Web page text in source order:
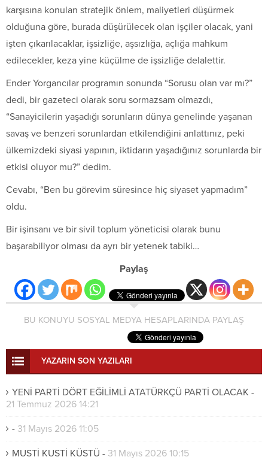
karşısına konulan stratejik önlem, maliyetleri düşürmek
olduğuna göre, burada düşürülecek olan işçiler olacak, yani
işten çıkarılacaklar, işsizliğe, aşsızlığa, açlığa mahkum
edilecekler, keza yine küçülme de işsizliğe delalettir.
Ender Yorgancılar programın sonunda “Sorusu olan var mı?”
dedi, bir gazeteci olarak soru sormazsam olmazdı,
“Sanayicilerin yaşadığı sorunların dünya genelinde yaşanan
savaş ve benzeri sorunlardan etkilendiğini anlattınız, peki
ülkemizdeki siyasi yapının, iktidarın yaşadığınız sorunlarda bir
etkisi oluyor mu?” dedim.
Cevabı, “Ben bu görevim süresince hiç siyaset yapmadım”
oldu.
Bir işinsanı ve bir sivil toplum yöneticisi olarak bunu
başarabiliyor olması da ayrı bir yetenek tabiki…
Paylaş
BU KONUYU SOSYAL MEDYA HESAPLARINDA PAYLAŞ
YAZARIN SON YAZILARI
YENİ PARTİ DÖRT EĞİLİMLİ ATATÜRKÇÜ PARTİ OLACAK -
21 Temmuz 2026 14:21
- 31 Mayıs 2026 11:05
MUSTİ KUSTİ KÜSTÜ - 31 Mayıs 2026 10:15